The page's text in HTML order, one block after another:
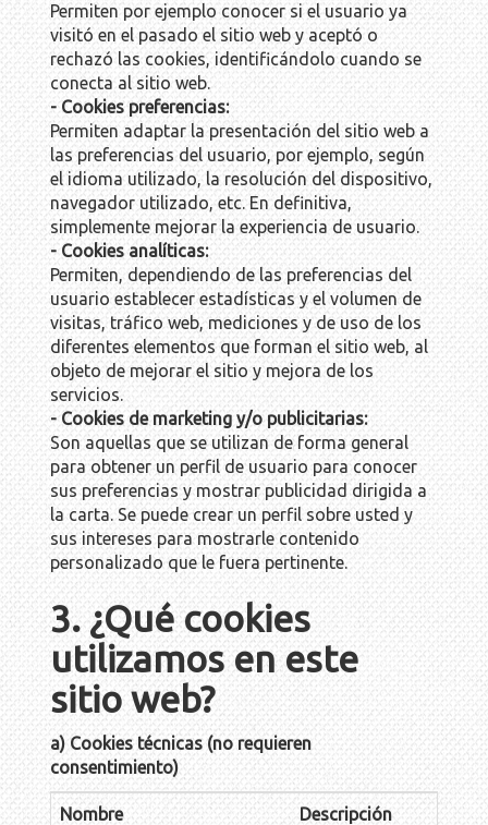
Permiten por ejemplo conocer si el usuario ya
visitó en el pasado el sitio web y aceptó o
rechazó las cookies, identificándolo cuando se
conecta al sitio web.
- Cookies preferencias:
Permiten adaptar la presentación del sitio web a
las preferencias del usuario, por ejemplo, según
el idioma utilizado, la resolución del dispositivo,
navegador utilizado, etc. En definitiva,
simplemente mejorar la experiencia de usuario.
- Cookies analíticas:
Permiten, dependiendo de las preferencias del
usuario establecer estadísticas y el volumen de
visitas, tráfico web, mediciones y de uso de los
diferentes elementos que forman el sitio web, al
objeto de mejorar el sitio y mejora de los
servicios.
- Cookies de marketing y/o publicitarias:
Son aquellas que se utilizan de forma general
para obtener un perfil de usuario para conocer
sus preferencias y mostrar publicidad dirigida a
la carta. Se puede crear un perfil sobre usted y
sus intereses para mostrarle contenido
personalizado que le fuera pertinente.
3. ¿Qué cookies
utilizamos en este
sitio web?
a) Cookies técnicas (no requieren
consentimiento)
Nombre Descripción